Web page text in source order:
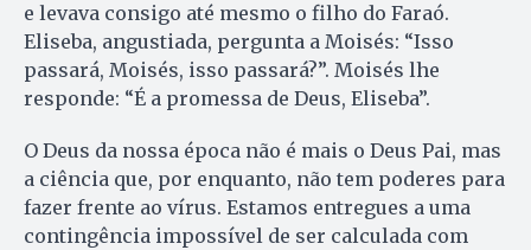
e levava consigo até mesmo o filho do Faraó.
Eliseba, angustiada, pergunta a Moisés: “Isso
passará, Moisés, isso passará?”. Moisés lhe
responde: “É a promessa de Deus, Eliseba”.
O Deus da nossa época não é mais o Deus Pai, mas
a ciência que, por enquanto, não tem poderes para
fazer frente ao vírus. Estamos entregues a uma
contingência impossível de ser calculada com